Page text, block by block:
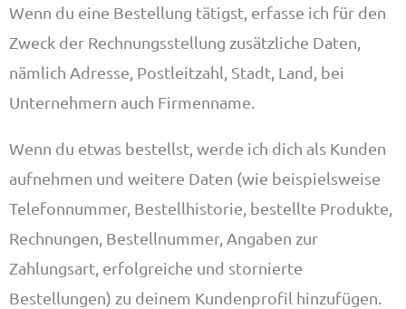
Wenn du eine Bestellung tätigst, erfasse ich für den
Zweck der Rechnungsstellung zusätzliche Daten,
nämlich Adresse, Postleitzahl, Stadt, Land, bei
Unternehmern auch Firmenname.
Wenn du etwas bestellst, werde ich dich als Kunden
aufnehmen und weitere Daten (wie beispielsweise
Telefonnummer, Bestellhistorie, bestellte Produkte,
Rechnungen, Bestellnummer, Angaben zur
Zahlungsart, erfolgreiche und stornierte
Bestellungen) zu deinem Kundenprofil hinzufügen.